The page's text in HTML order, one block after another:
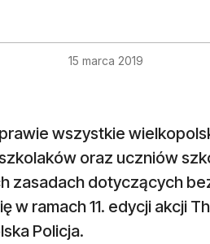
15 marca 2019
wszystkie
oraz uczniów
zasadach dotyczących
w ramach 11. edycji akcji
Policja.